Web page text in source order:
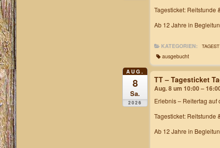
Tagesticket: Reitstunde
Ab 12 Jahre in
KATEGORIEN:
ausgebucht
AUG.
8
Sa.
2026
TT – Tagesticket
Aug. 8 um 10:00 –
Erlebnis – Reitertag auf
Tagesticket: Reitstunde
Ab 12 Jahre in